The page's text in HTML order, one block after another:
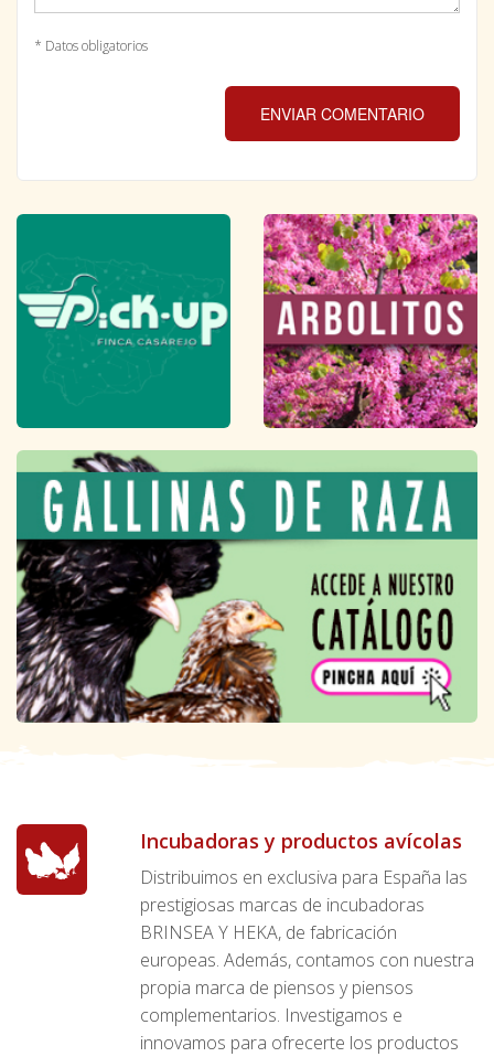
* Datos obligatorios
ENVIAR COMENTARIO
Incubadoras y productos avícolas
Distribuimos en exclusiva para España las
prestigiosas marcas de incubadoras
BRINSEA Y HEKA, de fabricación
europeas. Además, contamos con nuestra
propia marca de piensos y piensos
complementarios. Investigamos e
innovamos para ofrecerte los productos